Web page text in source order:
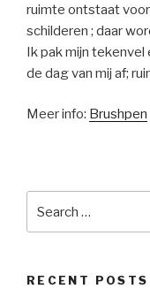
ruimte ontstaat
schilderen ; daar
Ik pak mijn tekenvel
de dag van mij af;
Meer info: Brushpen
RECENT POSTS